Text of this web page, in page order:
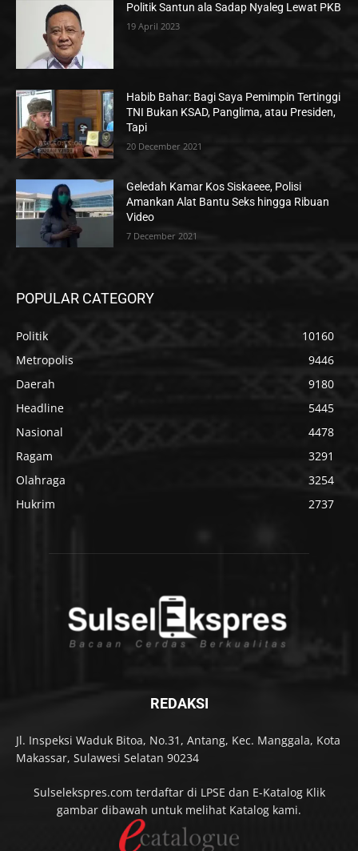
Politik Santun ala Sadap Nyaleg Lewat PKB
19 April 2023
Habib Bahar: Bagi Saya Pemimpin Tertinggi
TNI Bukan KSAD, Panglima, atau Presiden,
Tapi
20 December 2021
Geledah Kamar Kos Siskaeee, Polisi
Amankan Alat Bantu Seks hingga Ribuan
Video
7 December 2021
POPULAR CATEGORY
Politik
10160
Metropolis
9446
Daerah
9180
Headline
5445
Nasional
4478
Ragam
3291
Olahraga
3254
Hukrim
2737
REDAKSI
Jl. Inspeksi Waduk Bitoa, No.31, Antang, Kec. Manggala, Kota
Makassar, Sulawesi Selatan 90234
Sulselekspres.com terdaftar di LPSE dan E-Katalog Klik
gambar dibawah untuk melihat Katalog kami.